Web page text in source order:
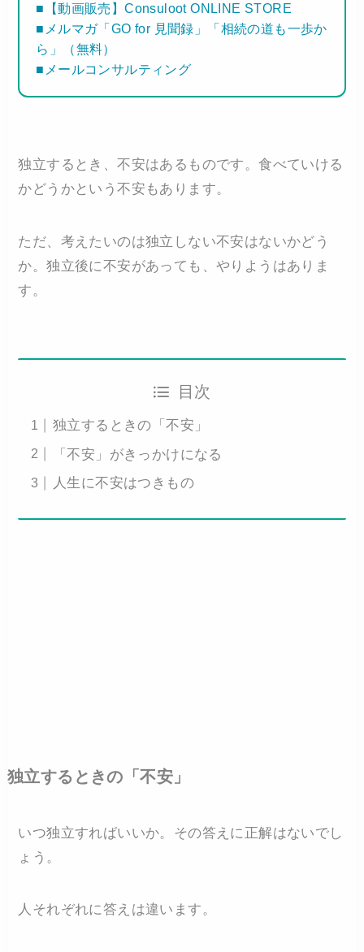
■【動画販売】Consuloot ONLINE STORE
■メルマガ「GO for 見聞録」「相続の道も一歩か
ら」（無料）
■メールコンサルティング
独立するとき、不安はあるものです。食べていける
かどうかという不安もあります。
ただ、考えたいのは独立しない不安はないかどう
か。独立後に不安があっても、やりようはありま
す。
目次
独立するときの「不安」
「不安」がきっかけになる
人生に不安はつきもの
独立するときの「不安」
いつ独立すればいいか。その答えに正解はないでし
ょう。
人それぞれに答えは違います。